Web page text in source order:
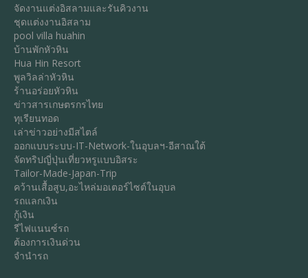
จัดงานแต่งอิสลามและรันคิวงาน
ชุดแต่งงานอิสลาม
pool villa huahin
บ้านพักหัวหิน
Hua Hin Resort
พูลวิลล่าหัวหิน
ร้านอร่อยหัวหิน
ข่าวสารเกษตรกรไทย
ทุเรียนทอด
เล่าข่าวอย่างมีสไตล์
ออกแบบระบบ-IT-Network-ในอุบลฯ-อีสาณใต้
จัดทริปญี่ปุ่นเที่ยวหรูแบบอิสระ
Tailor-Made-Japan-Trip
คว้านเสื้อสูบ,อะไหล่มอเตอร์ไซต์ในอุบล
รถแลกเงิน
กู้เงิน
รีไฟแนนซ์รถ
ต้องการเงินด่วน
จำนำรถ